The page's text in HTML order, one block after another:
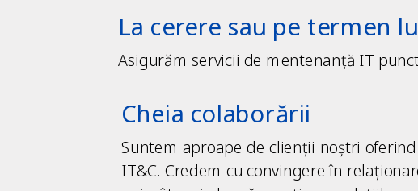
La cerere sau pe termen
Asigurăm servicii de mentenanță IT
Cheia colaborării
Suntem aproape de clienții noștri
IT&C. Credem cu convingere în